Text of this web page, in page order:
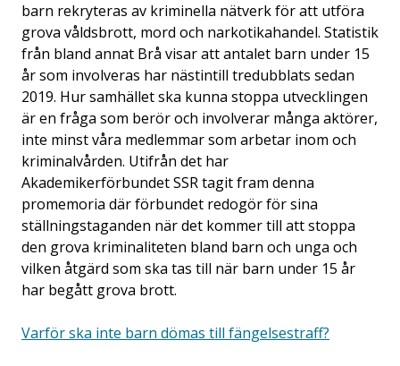
barn rekryteras av kriminella nätverk för att utföra
grova våldsbrott, mord och narkotikahandel. Statistik
från bland annat Brå visar att antalet barn under 15
år som involveras har nästintill tredubblats sedan
2019. Hur samhället ska kunna stoppa utvecklingen
är en fråga som berör och involverar många aktörer,
inte minst våra medlemmar som arbetar inom och
kriminalvården. Utifrån det har
Akademikerförbundet SSR tagit fram denna
promemoria där förbundet redogör för sina
ställningstaganden när det kommer till att stoppa
den grova kriminaliteten bland barn och unga och
vilken åtgärd som ska tas till när barn under 15 år
har begått grova brott.
Varför ska inte barn dömas till fängelsestraff?